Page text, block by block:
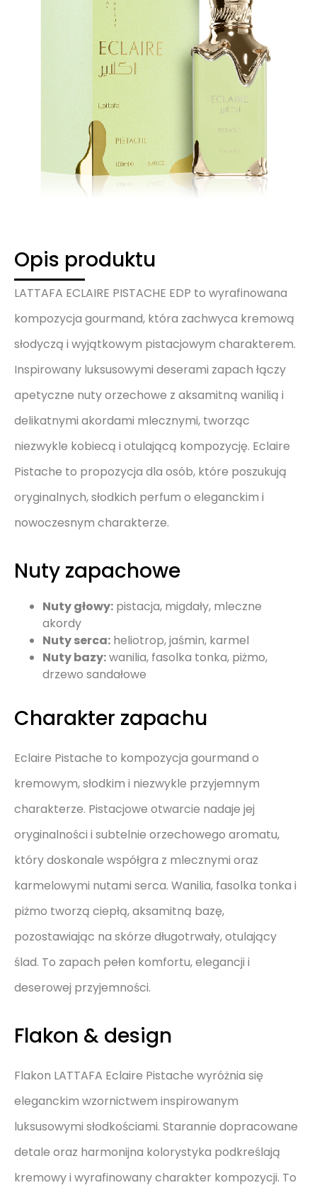
Opis produktu
LATTAFA ECLAIRE PISTACHE EDP to wyrafinowana
kompozycja gourmand, która zachwyca kremową
słodyczą i wyjątkowym pistacjowym charakterem.
Inspirowany luksusowymi deserami zapach łączy
apetyczne nuty orzechowe z aksamitną wanilią i
delikatnymi akordami mlecznymi, tworząc
niezwykle kobiecą i otulającą kompozycję. Eclaire
Pistache to propozycja dla osób, które poszukują
oryginalnych, słodkich perfum o eleganckim i
nowoczesnym charakterze.
Nuty zapachowe
Nuty głowy: pistacja, migdały, mleczne
akordy
Nuty serca: heliotrop, jaśmin, karmel
Nuty bazy:wanilia, fasolka tonka, piżmo,
drzewo sandałowe
Charakter zapachu
Eclaire Pistache to kompozycja gourmand o
kremowym, słodkim i niezwykle przyjemnym
charakterze. Pistacjowe otwarcie nadaje jej
oryginalności i subtelnie orzechowego aromatu,
który doskonale współgra z mlecznymi oraz
karmelowymi nutami serca. Wanilia, fasolka tonka i
piżmo tworzą ciepłą, aksamitną bazę,
pozostawiając na skórze długotrwały, otulający
ślad. To zapach pełen komfortu, elegancji i
deserowej przyjemności.
Flakon & design
Flakon LATTAFA Eclaire Pistache wyróżnia się
eleganckim wzornictwem inspirowanym
luksusowymi słodkościami. Starannie dopracowane
detale oraz harmonijna kolorystyka podkreślają
kremowy i wyrafinowany charakter kompozycji. To